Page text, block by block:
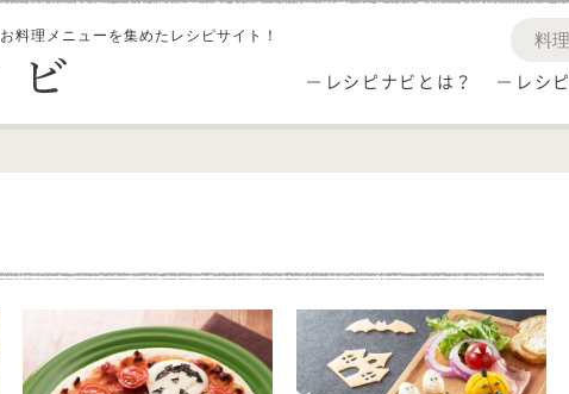
お料理メニューを集めたレシピサイト！
レシピナビとは？ レシピ